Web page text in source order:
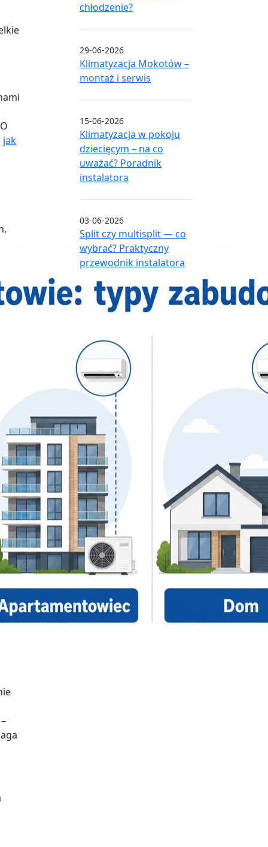
jak
chłodzenie?
29-06-2026
Klimatyzacja Mokotów –
montaż i serwis
15-06-2026
Klimatyzacja w pokoju
dziecięcym – na co
uważać? Poradnik
instalatora
03-06-2026
Split czy multisplit — co
wybrać? Praktyczny
przewodnik instalatora